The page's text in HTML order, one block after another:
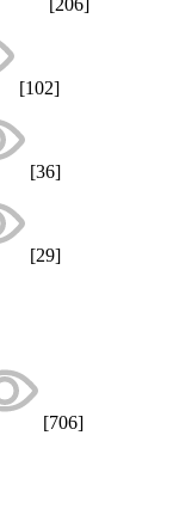
[206]
[102]
[36]
[29]
[706]